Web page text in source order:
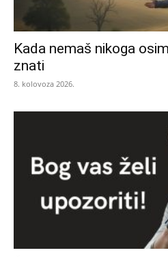
Kada nemaš nikoga
znati
8. kolovoza 2026.